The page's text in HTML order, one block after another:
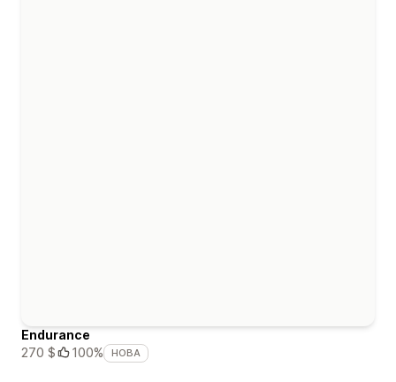
Endurance
270 $
100% НОВА